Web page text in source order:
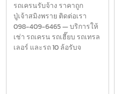
รถเครนรับจ้าง ราคาถูก
ปู่เจ้าสมิงพราย ติดต่อเรา
098-409-6465 — บริการให้
เช่า รถเครน รถเฮี๊ยบ รถเทรล
เลอร์ และรถ 10 ล้อรับจ